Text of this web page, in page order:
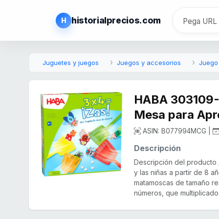
H historialprecios.com
Juguetes y juegos Juegos y accesorios
HABA
Mesa para
ASIN: B077994MCG |
Descripción
Descripción del producto
y las niñas a partir de 8
matamoscas de tamaño
números, que